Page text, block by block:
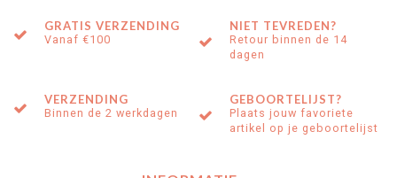
GRATIS VERZENDING
Vanaf €100
NIET TEVREDEN?
Retour binnen de 14
dagen
VERZENDING
Binnen de 2 werkdagen
GEBOORTELIJST?
Plaats jouw favoriete
artikel op je geboortelijst